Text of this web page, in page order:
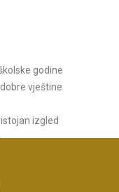
godine
dobre vještine
izgled